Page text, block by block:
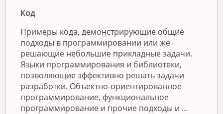
Код
Примеры кода, демонстрирующие общие
подходы в программировании или же
решающие небольшие прикладные задачи.
Языки программирования и библиотеки,
позволяющие эффективно решать задачи
разработки. Объектно-ориентированное
программирование, функциональное
программирование и прочие подходы и …